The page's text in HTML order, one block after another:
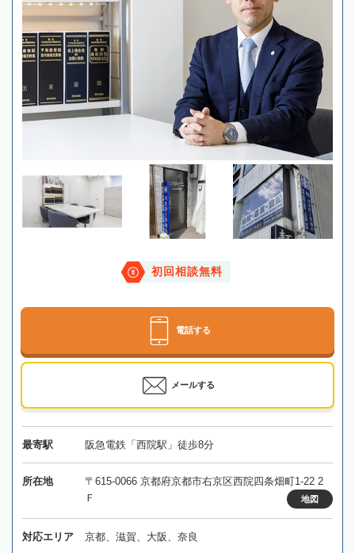
初回相談無料
電話する
メールする
最寄駅 阪急電鉄「西院駅」徒歩8分
所在地
〒615-0066 京都府京都市右京区西院四条畑町1-22 2
Ｆ
地図
対応エリア 京都、滋賀、大阪、奈良